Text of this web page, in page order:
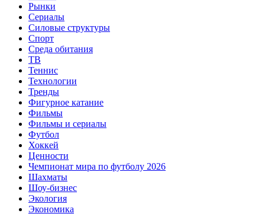
Рынки
Сериалы
Силовые структуры
Спорт
Среда обитания
ТВ
Теннис
Технологии
Тренды
Фигурное катание
Фильмы
Фильмы и сериалы
Футбол
Хоккей
Ценности
Чемпионат мира по футболу 2026
Шахматы
Шоу-бизнес
Экология
Экономика